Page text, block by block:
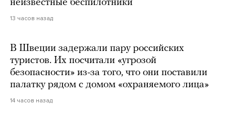
неизвестные беспилотники
13 часов назад
В Швеции задержали пару российских
туристов. Их посчитали «угрозой
безопасности» из-за того, что они поставили
палатку рядом с домом «охраняемого лица»
14 часов назад